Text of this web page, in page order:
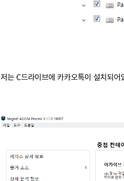
저는 C드라이브에 카카오톡이 설치되